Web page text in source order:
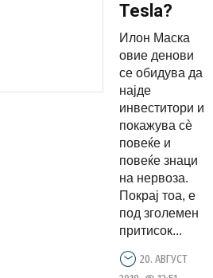
Tesla?
Илон Маска
овие денови
се обидува да
најде
инвеститори и
покажува сè
повеќе и
повеќе знаци
на нервоза.
Покрај тоа, е
под зголемен
притисок...
20. АВГУСТ